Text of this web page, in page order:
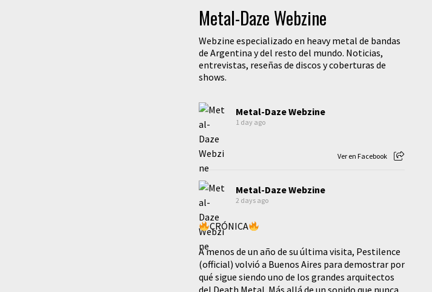
Metal-Daze Webzine
Webzine especializado en heavy metal de bandas
de Argentina y del resto del mundo. Noticias,
entrevistas, reseñas de discos y coberturas de
shows.
Metal-Daze Webzine
1 day ago
Ver en Facebook
Metal-Daze Webzine
2 days ago
CRÓNICA
A menos de un año de su última visita, Pestilence
(official) volvió a Buenos Aires para demostrar por
qué sigue siendo uno de los grandes arquitectos
del Death Metal. Más allá de un sonido que nunca